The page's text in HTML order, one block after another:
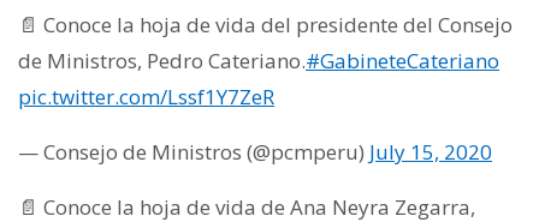
📄 Conoce la hoja de vida del presidente del Consejo
de Ministros, Pedro Cateriano.#GabineteCateriano
pic.twitter.com/Lssf1Y7ZeR
— Consejo de Ministros (@pcmperu) July 15, 2020
📄 Conoce la hoja de vida de Ana Neyra Zegarra,